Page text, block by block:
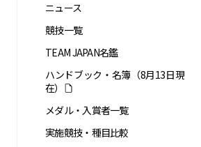
ニュース
競技一覧
TEAM JAPAN名鑑
ハンドブック・名簿（8月13日現
在）
メダル・入賞者一覧
実施競技・種目比較